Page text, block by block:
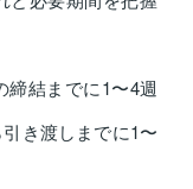
結までに1〜4週
き渡しまでに1〜